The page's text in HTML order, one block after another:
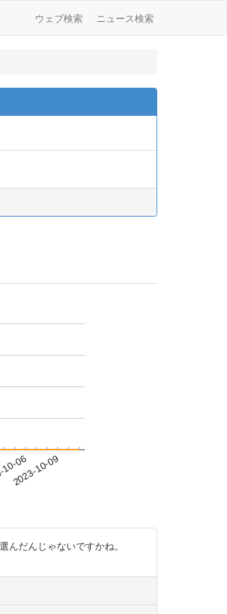
ウェブ検索 ニュース検索
06
2023-10-09
んだんじゃないですかね。